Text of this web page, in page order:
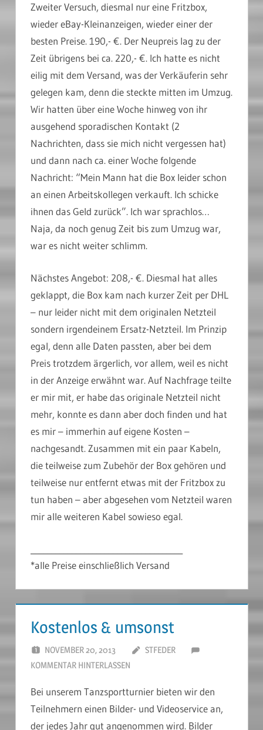
Zweiter Versuch, diesmal nur eine Fritzbox,
wieder eBay-Kleinanzeigen, wieder einer der
besten Preise. 190,- €. Der Neupreis lag zu der
Zeit übrigens bei ca. 220,- €. Ich hatte es nicht
eilig mit dem Versand, was der Verkäuferin sehr
gelegen kam, denn die steckte mitten im Umzug.
Wir hatten über eine Woche hinweg von ihr
ausgehend sporadischen Kontakt (2
Nachrichten, dass sie mich nicht vergessen hat)
und dann nach ca. einer Woche folgende
Nachricht: “Mein Mann hat die Box leider schon
an einen Arbeitskollegen verkauft. Ich schicke
ihnen das Geld zurück”. Ich war sprachlos…
Naja, da noch genug Zeit bis zum Umzug war,
war es nicht weiter schlimm.
Nächstes Angebot: 208,- €. Diesmal hat alles
geklappt, die Box kam nach kurzer Zeit per DHL
– nur leider nicht mit dem originalen Netzteil
sondern irgendeinem Ersatz-Netzteil. Im Prinzip
egal, denn alle Daten passten, aber bei dem
Preis trotzdem ärgerlich, vor allem, weil es nicht
in der Anzeige erwähnt war. Auf Nachfrage teilte
er mir mit, er habe das originale Netzteil nicht
mehr, konnte es dann aber doch finden und hat
es mir – immerhin auf eigene Kosten –
nachgesandt. Zusammen mit ein paar Kabeln,
die teilweise zum Zubehör der Box gehören und
teilweise nur entfernt etwas mit der Fritzbox zu
tun haben – aber abgesehen vom Netzteil waren
mir alle weiteren Kabel sowieso egal.
*alle Preise einschließlich Versand
Kostenlos & umsonst
NOVEMBER 20, 2013
STFEDER
KOMMENTAR HINTERLASSEN
Bei unserem Tanzsportturnier bieten wir den
Teilnehmern einen Bilder- und Videoservice an,
der jedes Jahr gut angenommen wird. Bilder